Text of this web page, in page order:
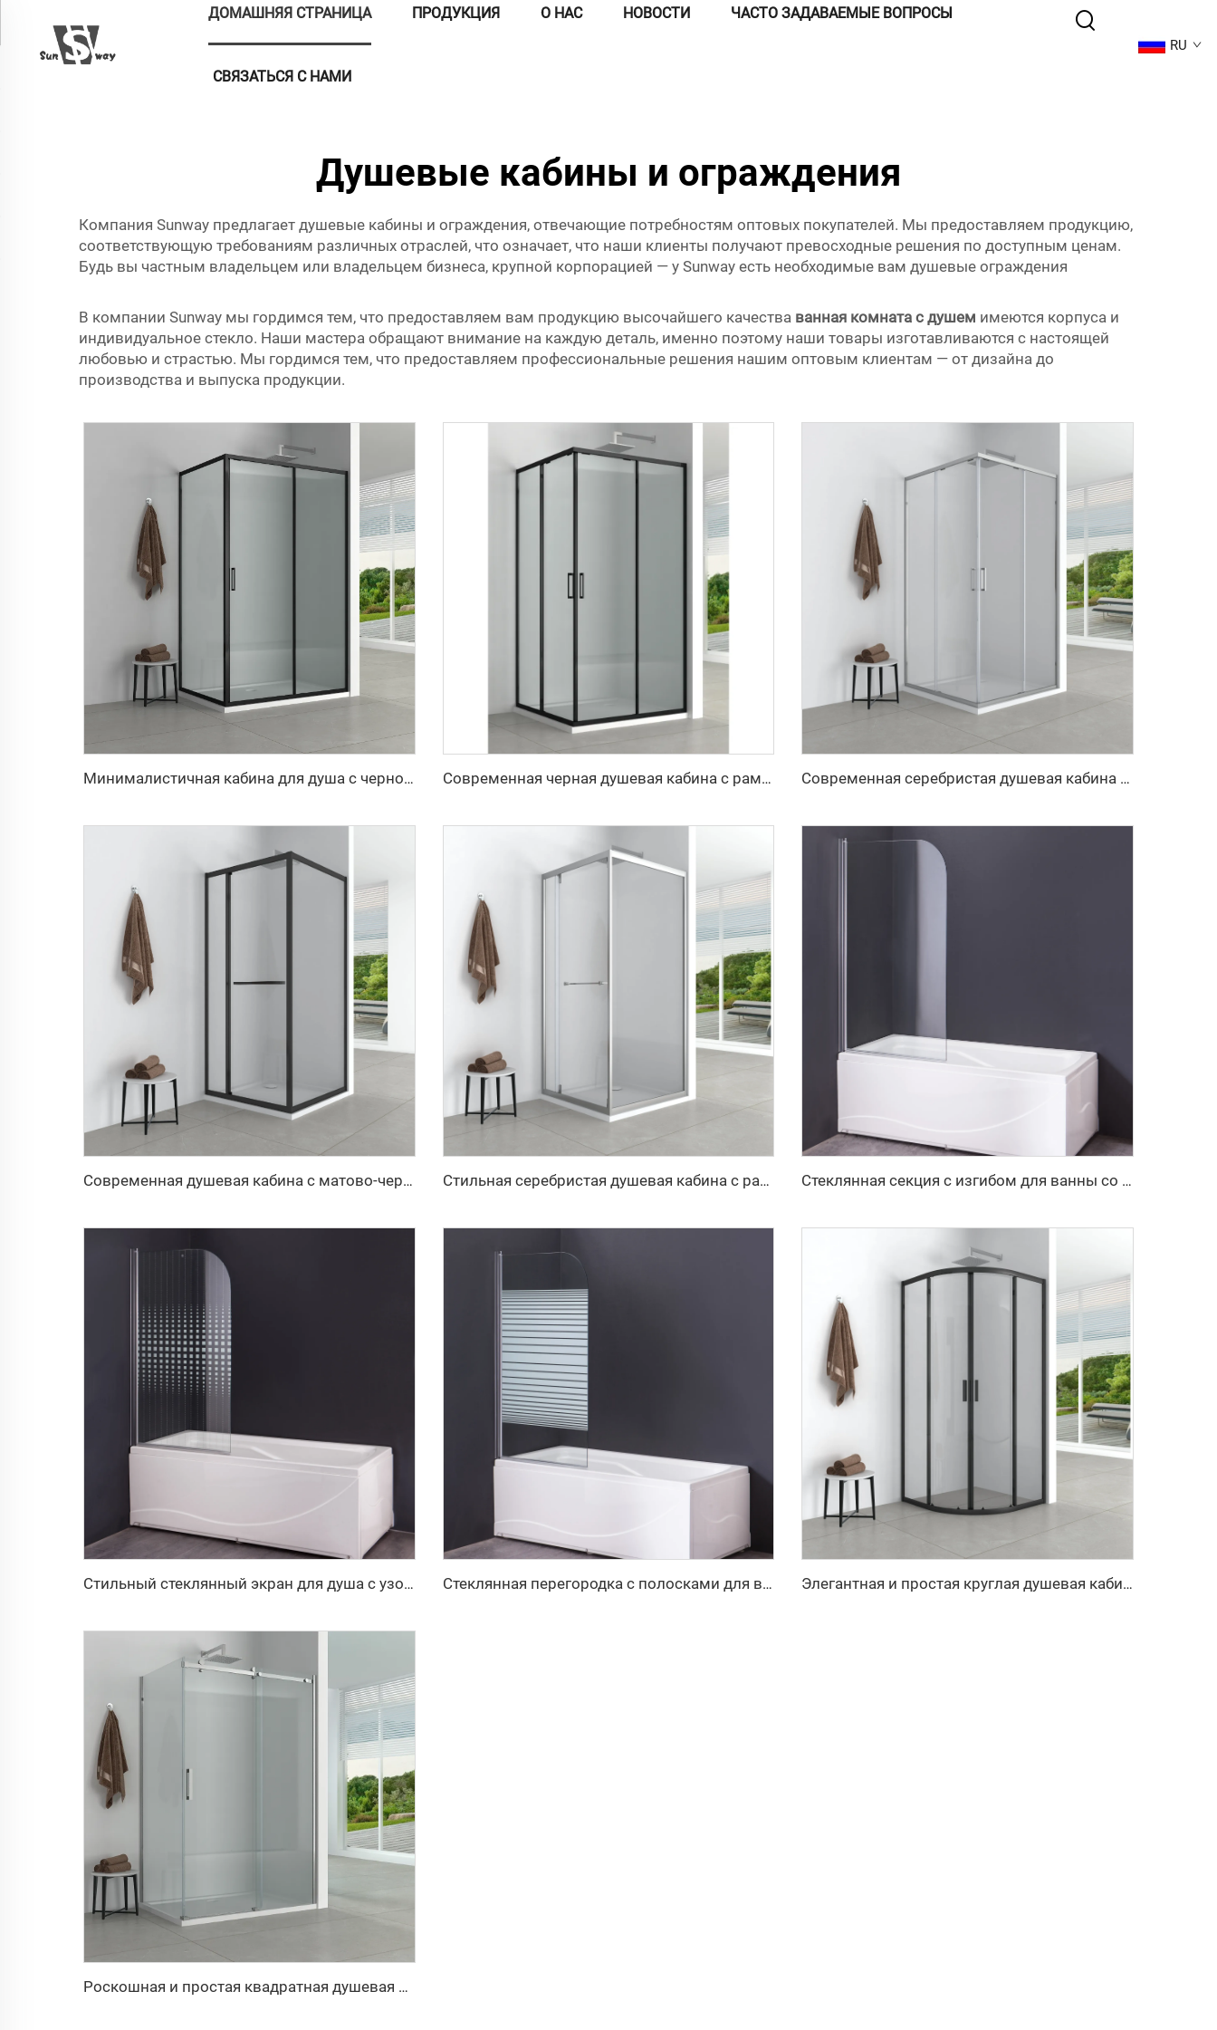
ДОМАШНЯЯ СТРАНИЦА ПРОДУКЦИЯ О НАС НОВОСТИ ЧАСТО ЗАДАВАЕМЫЕ ВОПРОСЫ
СВЯЗАТЬСЯ С НАМИ
RU
Душевые кабины и ограждения
Компания Sunway предлагает душевые кабины и ограждения, отвечающие потребностям оптовых покупателей. Мы предоставляем продукцию,
соответствующую требованиям различных отраслей, что означает, что наши клиенты получают превосходные решения по доступным ценам.
Будь вы частным владельцем или владельцем бизнеса, крупной корпорацией — у Sunway есть необходимые вам душевые ограждения
В компании Sunway мы гордимся тем, что предоставляем вам продукцию высочайшего качества ванная комната с душем имеются корпуса и
индивидуальное стекло. Наши мастера обращают внимание на каждую деталь, именно поэтому наши товары изготавливаются с настоящей
любовью и страстью. Мы гордимся тем, что предоставляем профессиональные решения нашим оптовым клиентам — от дизайна до
производства и выпуска продукции.
Минималистичная кабина для душа с черной рамой и прозрачным стеклом Современная черная душевая кабина с рамкой: двойные раздвижные двери Современная серебристая душевая кабина с рамкой
Современная душевая кабина с матово-черной рамкой Стильная серебристая душевая кабина с рамкой и матовым стеклом Стеклянная секция с изгибом для ванны со свободным размещением и экраном для душа
Стильный стеклянный экран для душа с узором Стеклянная перегородка с полосками для ванны со свободным размещением Элегантная и простая круглая душевая кабина
Роскошная и простая квадратная душевая кабина